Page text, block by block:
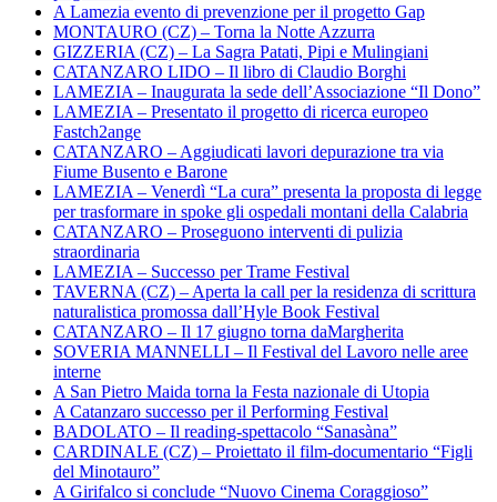
A Lamezia evento di prevenzione per il progetto Gap
MONTAURO (CZ) – Torna la Notte Azzurra
GIZZERIA (CZ) – La Sagra Patati, Pipi e Mulingiani
CATANZARO LIDO – Il libro di Claudio Borghi
LAMEZIA – Inaugurata la sede dell’Associazione “Il Dono”
LAMEZIA – Presentato il progetto di ricerca europeo
Fastch2ange
CATANZARO – Aggiudicati lavori depurazione tra via
Fiume Busento e Barone
LAMEZIA – Venerdì “La cura” presenta la proposta di legge
per trasformare in spoke gli ospedali montani della Calabria
CATANZARO – Proseguono interventi di pulizia
straordinaria
LAMEZIA – Successo per Trame Festival
TAVERNA (CZ) – Aperta la call per la residenza di scrittura
naturalistica promossa dall’Hyle Book Festival
CATANZARO – Il 17 giugno torna daMargherita
SOVERIA MANNELLI – Il Festival del Lavoro nelle aree
interne
A San Pietro Maida torna la Festa nazionale di Utopia
A Catanzaro successo per il Performing Festival
BADOLATO – Il reading-spettacolo “Sanasàna”
CARDINALE (CZ) – Proiettato il film-documentario “Figli
del Minotauro”
A Girifalco si conclude “Nuovo Cinema Coraggioso”